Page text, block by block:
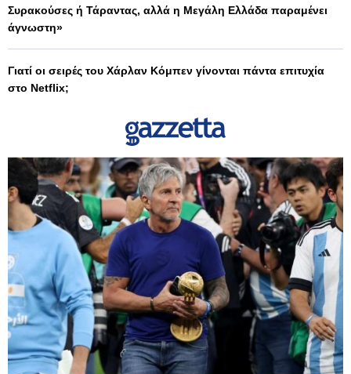
Συρακούσες ή Τάραντας, αλλά η Μεγάλη Ελλάδα παραμένει
άγνωστη»
Γιατί οι σειρές του Χάρλαν Κόμπεν γίνονται πάντα επιτυχία
στο Netflix;